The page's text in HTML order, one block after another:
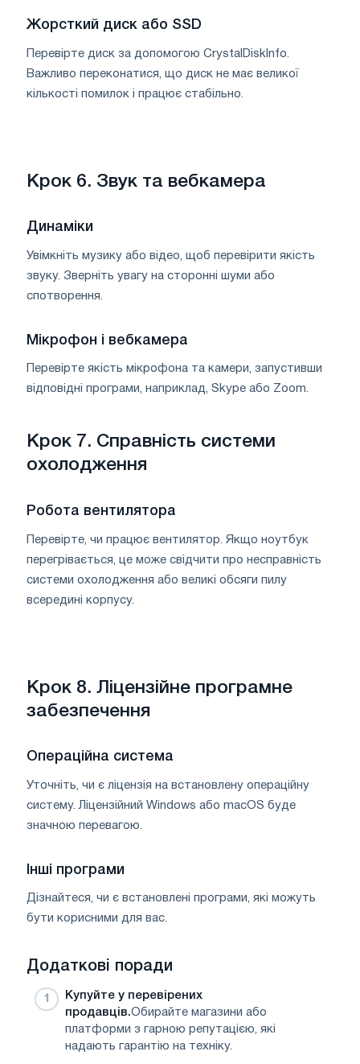
Жорсткий диск або SSD
Перевірте диск за допомогою CrystalDiskInfo.
Важливо переконатися, що диск не має великої
кількості помилок і працює стабільно.
Крок 6. Звук та вебкамера
Динаміки
Увімкніть музику або відео, щоб перевірити якість
звуку. Зверніть увагу на сторонні шуми або
спотворення.
Мікрофон і вебкамера
Перевірте якість мікрофона та камери, запустивши
відповідні програми, наприклад, Skype або Zoom.
Крок 7. Справність системи
охолодження
Робота вентилятора
Перевірте, чи працює вентилятор. Якщо ноутбук
перегрівається, це може свідчити про несправність
системи охолодження або великі обсяги пилу
всередині корпусу.
Крок 8. Ліцензійне програмне
забезпечення
Операційна система
Уточніть, чи є ліцензія на встановлену операційну
систему. Ліцензійний Windows або macOS буде
значною перевагою.
Інші програми
Дізнайтеся, чи є встановлені програми, які можуть
бути корисними для вас.
Додаткові поради
Купуйте у перевірених
продавців.Обирайте магазини або
платформи з гарною репутацією, які
надають гарантію на техніку.